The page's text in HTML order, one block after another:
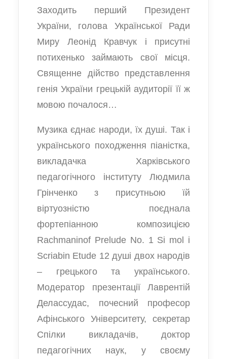
Заходить перший Президент
України, голова Української Ради
Миру Леонід Кравчук і присутні
потихенько займають свої місця.
Священне дійство представлення
генія України грецькій аудиторії її ж
мовою почалося…
Музика єднає народи, їх душі. Так і
українського походження піаністка,
викладачка Харківського
педагогічного інституту Людмила
Грінченко з присутньою їй
віртуозністю поєднала
фортепіанною композицією
Rachmaninof Prelude No. 1 Si mol і
Scriabin Etude 12 душі двох народів
– грецького та українського.
Модератор презентації Лаврентій
Делассудас, почесний професор
Афінського Університету, секретар
Спілки викладачів, доктор
педагогічних наук, у своєму